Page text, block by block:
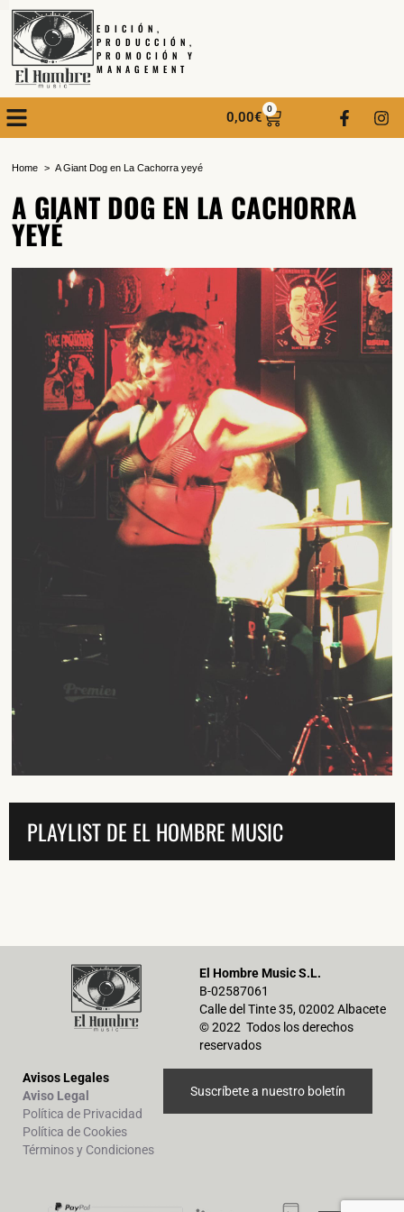
EDICIÓN,
PRODUCCIÓN,
PROMOCIÓN Y
MANAGEMENT
0,00€
0
Home A Giant Dog en La Cachorra yeyé
A GIANT DOG EN LA CACHORRA
YEYÉ
PLAYLIST DE EL HOMBRE MUSIC
El Hombre Music S.L.
B-02587061
Calle del Tinte 35, 02002 Albacete
© 2022 Todos los derechos
reservados
Avisos Legales
Aviso Legal
Política de Privacidad
Política de Cookies
Términos y Condiciones
Suscríbete a nuestro boletín
SUSCRÍBETE A NUESTRO BOLETÍN
He leído y acepto la Política de Privacidady la Nota Legal